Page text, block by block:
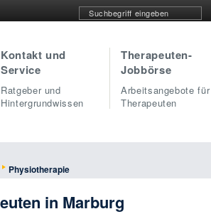
Kontakt und
Service
Ratgeber und
Hintergrundwissen
Therapeuten-
Jobbörse
Arbeitsangebote für
Therapeuten
Physiotherapie
in Marburg